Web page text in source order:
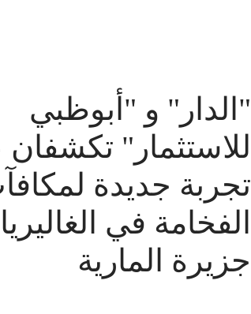
"الدار" و "أبوظبي
للاستثمار"
تجربة جديدة
الفخامة في الغاليريا
جزيرة المارية